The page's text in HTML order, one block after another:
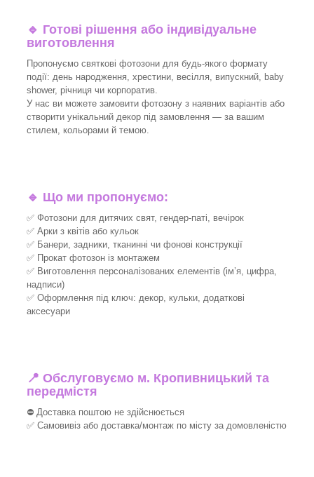
🔹 Готові рішення або індивідуальне
виготовлення
Пропонуємо святкові фотозони для будь-якого формату
події: день народження, хрестини, весілля, випускний, baby
shower, річниця чи корпоратив.
У нас ви можете замовити фотозону з наявних варіантів або
створити унікальний декор під замовлення — за вашим
стилем, кольорами й темою.
🔹 Що ми пропонуємо:
✅ Фотозони для дитячих свят, гендер-паті, вечірок
✅ Арки з квітів або кульок
✅ Банери, задники, тканинні чи фонові конструкції
✅ Прокат фотозон із монтажем
✅ Виготовлення персоналізованих елементів (ім’я, цифра,
надписи)
✅ Оформлення під ключ: декор, кульки, додаткові
аксесуари
📍 Обслуговуємо м. Кропивницький та
передмістя
⛔ Доставка поштою не здійснюється
✅ Самовивіз або доставка/монтаж по місту за домовленістю